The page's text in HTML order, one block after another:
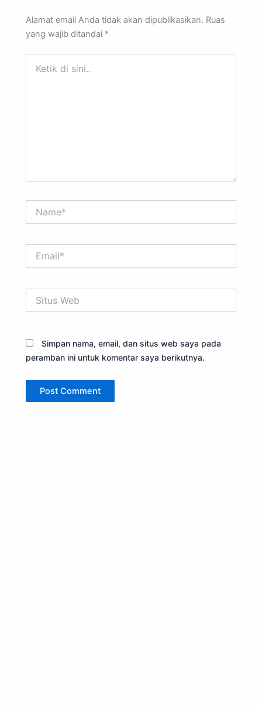
Alamat email Anda tidak akan dipublikasikan. Ruas
yang wajib ditandai *
Web
Simpan nama, email, dan situs web saya pada
peramban ini untuk komentar saya berikutnya.